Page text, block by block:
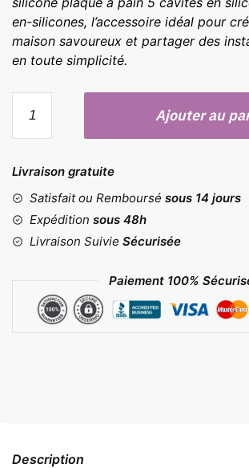
en-silicones, l’accessoire idéal pour
maison savoureux et partager des
en toute simplicité.
Moule
à
pain
5
cavités
Ajouter au
Livraison gratuite
Satisfait ou Remboursé sous 14 jours
Expédition sous 48h
Livraison Suivie Sécurisée
Paiement 100%
Description